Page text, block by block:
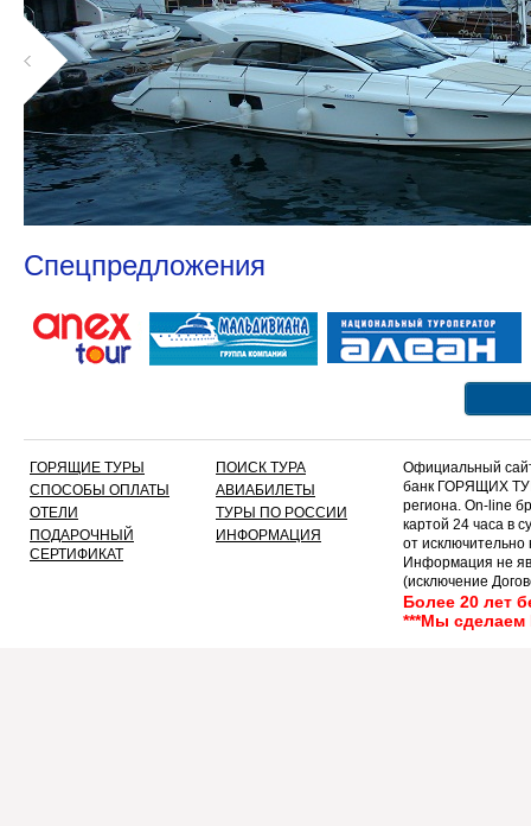
2
4
5
10
11
12
13
Спецпредложения
ГОРЯЩИЕ ТУРЫ
ПОИСК ТУРА
СПОСОБЫ ОПЛАТЫ
АВИАБИЛЕТЫ
ОТЕЛИ
ТУРЫ ПО РОССИИ
ПОДАРОЧНЫЙ
СЕРТИФИКАТ
ИНФОРМАЦИЯ
Официальный
банк ГОРЯЩИХ
региона. On-line
картой 24 часа в
от
Информация не
(исключение
Более 20 лет
***Мы